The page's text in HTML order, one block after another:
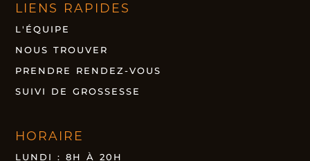
LIENS RAPIDES
L'ÉQUIPE
NOUS TROUVER
PRENDRE RENDEZ-VOUS
SUIVI DE GROSSESSE
HORAIRE
LUNDI : 8H À 20H